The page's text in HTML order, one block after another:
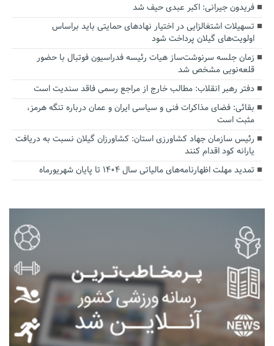
فریدون جیرانی: اکبر عبدی حیف شد
تسهیلات اشتغالزایی در اختیار نهادهای حمایتی باید براساس
اولویت‌های گیلان پرداخت شود
زمان جلسه سرنوشت‌ساز هیات رئیسه فدراسیون فوتبال با حضور
قلعه‌نویی مشخص شد
دفتر رهبر انقلاب: مطالب خارج از مراجع رسمی فاقد سندیت است
بقائی: فضای مذاکرات فنی و سیاسی ایران و عمان درباره تنگه هرمز،
مثبت است
رئیس سازمان جهاد کشاورزی استان: کشاورزان گیلان نسبت به دریافت
یارانه کود اقدام کنند
تمدید مهلت اظهارنامه‌های مالیاتی سال ۱۴۰۴ تا پایان شهریورماه